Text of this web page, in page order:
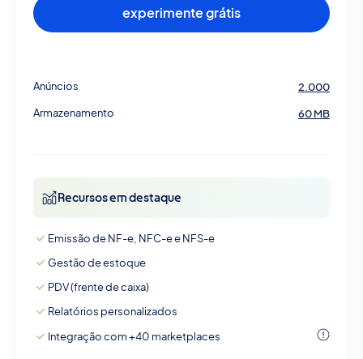
experimente grátis
Anúncios
2.000
Armazenamento
60 MB
Recursos em destaque
Emissão de NF-e, NFC-e e NFS-e
Gestão de estoque
PDV (frente de caixa)
Relatórios personalizados
Integração com +40 marketplaces